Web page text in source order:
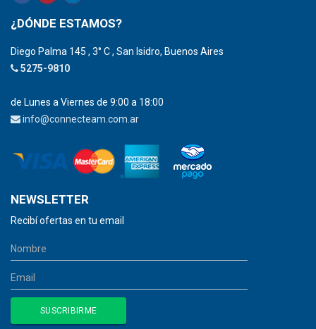
¿DÓNDE ESTAMOS?
Diego Palma 145 , 3° C , San Isidro, Buenos Aires
5275-9810
de Lunes a Viernes de 9:00 a 18:00
info@connecteam.com.ar
NEWSLETTER
Recibí ofertas en tu email